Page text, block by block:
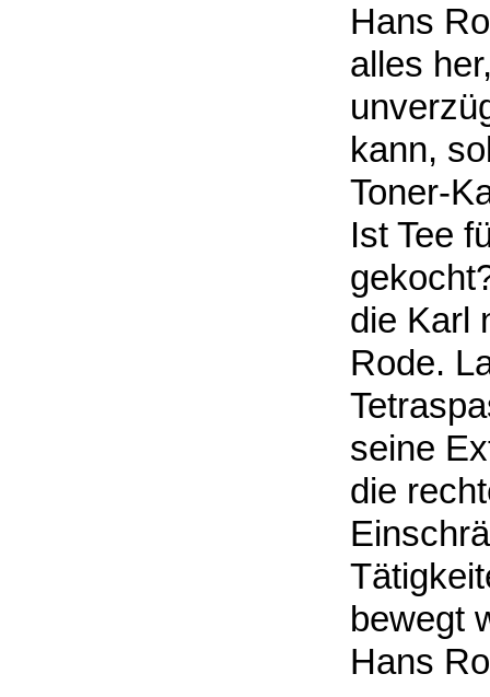
Hans
alles
kann,
Toner-
Ist Tee
die Karl
Rode.
seine
die
bewegt
Hans